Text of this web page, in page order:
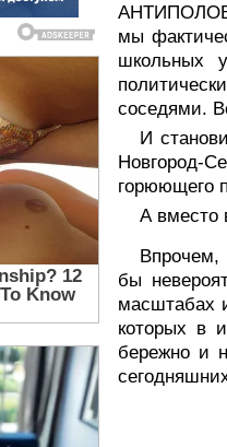
мы
школьных
соседями.
И
Новгород-
горюющего
А вместо
Впрочем,
бы
масштабах
которых в
бережно и